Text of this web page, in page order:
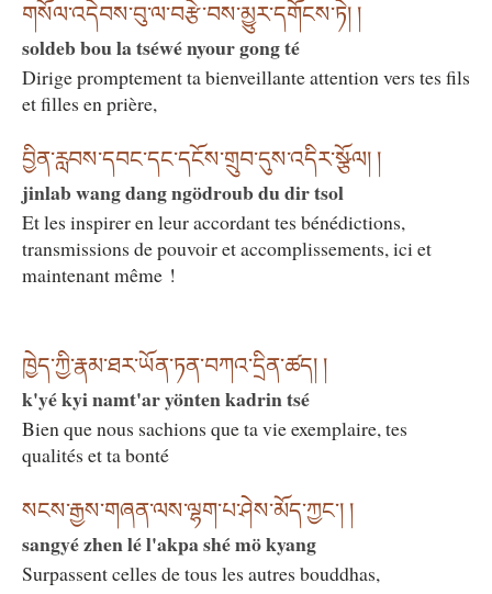
གསོལ་འདེབས་བུ་ལ་བརྩེ་བས་མྱུར་དགོངས་ཏེ། །
soldeb bou la tséwé nyour gong té
Dirige promptement ta bienveillante attention vers tes fils
et filles en prière,
བྱིན་རླབས་དབང་དང་དངོས་གྲུབ་དུས་འདིར་སྩོལ། །
jinlab wang dang ngödroub du dir tsol
Et les inspirer en leur accordant tes bénédictions,
transmissions de pouvoir et accomplissements, ici et
maintenant même !
ཁྱེད་ཀྱི་རྣམ་ཐར་ཡོན་ཏན་བཀའ་དྲིན་ཚད། །
k'yé kyi namt'ar yönten kadrin tsé
Bien que nous sachions que ta vie exemplaire, tes
qualités et ta bonté
སངས་རྒྱས་གཞན་ལས་ལྷག་པ་ཤེས་མོད་ཀྱང༌། །
sangyé zhen lé l'akpa shé mö kyang
Surpassent celles de tous les autres bouddhas,